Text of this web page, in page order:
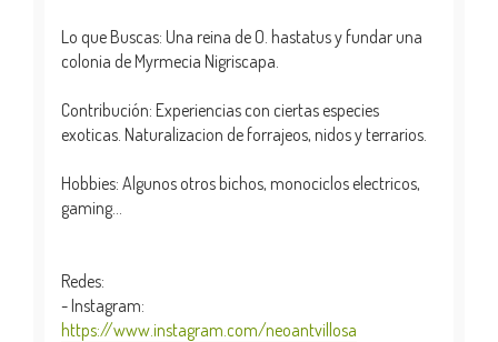
Lo que Buscas: Una reina de O. hastatus y fundar una
colonia de Myrmecia Nigriscapa.
Contribución: Experiencias con ciertas especies
exoticas. Naturalizacion de forrajeos, nidos y terrarios.
Hobbies: Algunos otros bichos, monociclos electricos,
gaming…
Redes:
- Instagram:
https://www.instagram.com/neoantvillosa